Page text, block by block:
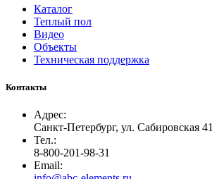
Каталог
Теплый пол
Видео
Объекты
Техническая поддержка
Контакты
Адрес:
Санкт-Петербург, ул. Сабировская 41
Тел.:
8-800-201-98-31
Email: